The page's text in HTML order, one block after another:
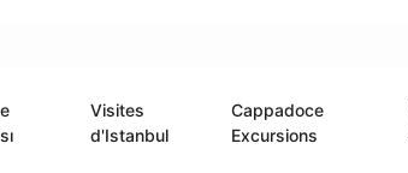
Visites
d'Istanbul
Cappadoce
Excursions